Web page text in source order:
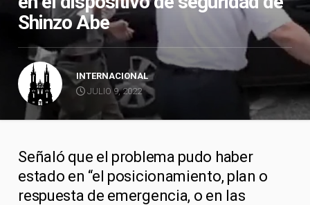
Shinzo Abe
INTERNACIONAL
JULIO 9, 2022
Señaló que el problema pudo haber
estado en “el posicionamiento, plan o
respuesta de emergencia, o en las